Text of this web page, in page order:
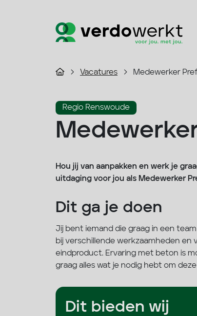
Vacatures Medewerker
Regio Renswoude
Hou jij van aanpakken en werk je
uitdaging voor jou als Medewerker
Dit ga je doen
Jij bent iemand die graag in een
bij verschillende werkzaamheden
eindproduct. Ervaring met beton is
graag alles wat je nodig hebt om
Dit bieden wij